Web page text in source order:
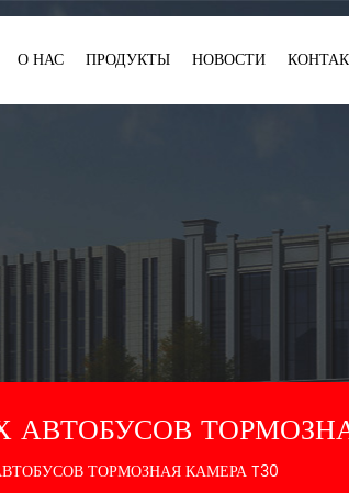
О НАС ПРОДУКТЫ НОВОСТИ
АВТОБУСОВ
ТОРМОЗНАЯ КАМЕРА T30